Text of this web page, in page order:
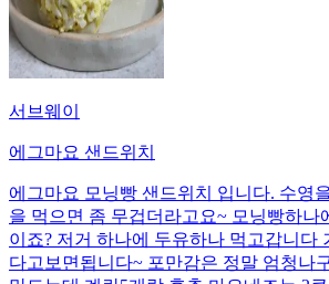
서브웨이
에그마요 샌드위치
에그마요 모닝빵 샌드위치 입니다. 수영
을 먹으면 좀 무겁더라고요~ 모닝빵하나
이죠? 저거 하나에 두유하나 먹고갑니다
다고보면됩니다~ 포만감은 정말 엄청나